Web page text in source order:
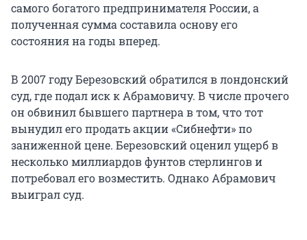
самого богатого предпринимателя России, а
полученная сумма составила основу его
состояния на годы вперед.
В 2007 году Березовский обратился в лондонский
суд, где подал иск к Абрамовичу. В числе прочего
он обвинил бывшего партнера в том, что тот
вынудил его продать акции «Сибнефти» по
заниженной цене. Березовский оценил ущерб в
несколько миллиардов фунтов стерлингов и
потребовал его возместить. Однако Абрамович
выиграл суд.